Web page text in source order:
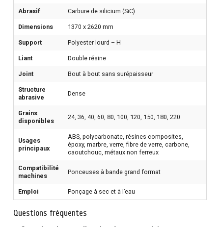
Abrasif Carbure de silicium (SiC)
Dimensions 1370 x 2620 mm
Support Polyester lourd – H
Liant Double résine
Joint Bout à bout sans surépaisseur
Structure
abrasive
Dense
Grains
disponibles
24, 36, 40, 60, 80, 100, 120, 150, 180, 220
Usages
principaux
ABS, polycarbonate, résines composites,
époxy, marbre, verre, fibre de verre, carbone,
caoutchouc, métaux non ferreux
Compatibilité
machines
Ponceuses à bande grand format
Emploi Ponçage à sec et à l’eau
Questions fréquentes